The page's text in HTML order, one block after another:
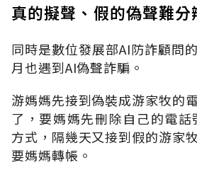
真的擬聲、假的偽聲難分
同時是數位發展部AI防詐顧問
月也遇到AI偽聲詐騙。
游媽媽先接到偽裝成游家牧的
了，要媽媽先刪除自己的電話
方式，隔幾天又接到假的游家
要媽媽轉帳。